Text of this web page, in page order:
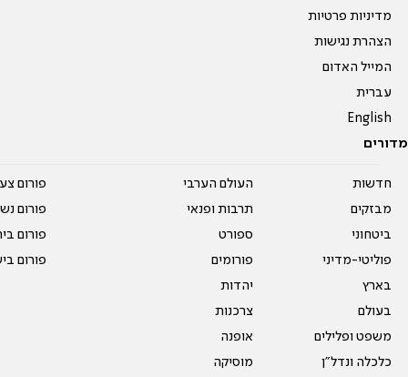
מדיניות פרטיות
הצהרת נגישות
המייל האדום
עברית
English
מדורים
חדשות
מבזקים
ביטחוני
פוליטי-מדיני
בארץ
בעולם
משפט ופלילים
כלכלה ונדל"ן
העולם הערבי
תרבות ופנאי
ספורט
פורומים
יהדות
צרכנות
אופנה
מוסיקה
פורום
פורום
פורום
פורום